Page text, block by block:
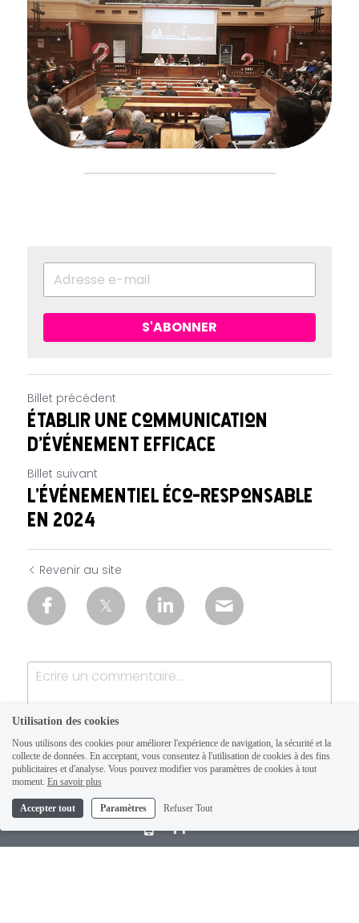
S'ABONNER
Billet précédent
Établir une communication
d’événement efficace
Billet suivant
L'événementiel éco-responsable
en 2024
Revenir au site
Soumettre Annuler
Appelez
Utilisation des cookies
Nous utilisons des cookies pour améliorer l'expérience de navigation, la sécurité et la
collecte de données. En acceptant, vous consentez à l'utilisation de cookies à des fins
publicitaires et d'analyse. Vous pouvez modifier vos paramètres de cookies à tout
moment. En savoir plus
Accepter tout Paramètres Refuser Tout